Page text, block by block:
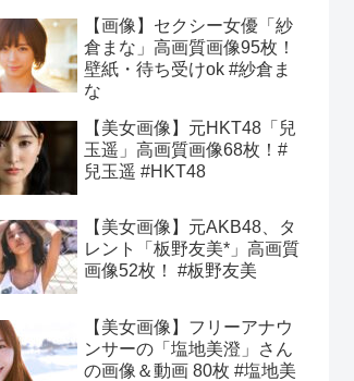
【画像】セクシー女優「紗
倉まな」高画質画像95枚！
壁紙・待ち受けok #紗倉ま
な
【美女画像】元HKT48「兒
玉遥」高画質画像68枚！#
兒玉遥 #HKT48
【美女画像】元AKB48、タ
レント「板野友美*」高画質
画像52枚！ #板野友美
【美女画像】フリーアナウ
ンサーの「塩地美澄」さん
の画像＆動画 80枚 #塩地美